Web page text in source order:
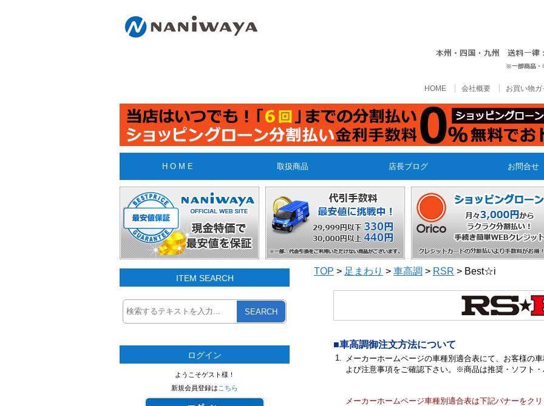
HOME 会社概要 お買い物ガ
H O M E 取扱商品 店長ブログ お問合せ
ITEM SEARCH
SEARCH
ログイン
ようこそゲスト様！
新規会員登録は こちら
TOP > 足まわり > 車高調 > RSR > Best☆i
■車高調御注文方法について
1. メーカーホームページの車種別適合表にて、お客様の
よび注意事項をご確認下さい。※商品は推奨・ソフト
メーカーホームページ車種別適合表は下記バナーをク